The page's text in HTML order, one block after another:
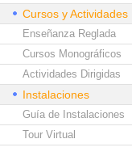
Cursos y Actividades
Enseñanza Reglada
Cursos Monográficos
Actividades Dirigidas
Instalaciones
Guía de Instalaciones
Tour Virtual